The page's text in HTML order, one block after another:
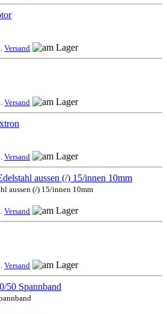
Versand
Versand
Versand
aussen (/) 15/innen 10mm
Versand
Versand